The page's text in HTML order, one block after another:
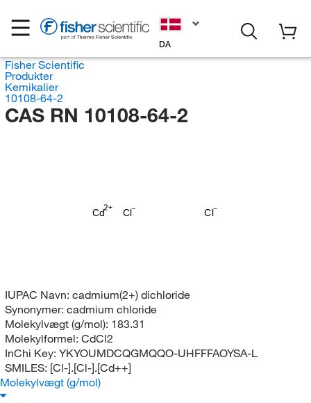
DA
Fisher Scientific
Produkter
Kemikalier
10108-64-2
CAS RN 10108-64-2
Cl Cl
Cd
IUPAC Navn: cadmium(2+) dichloride
Synonymer: cadmium chloride
Molekylvægt (g/mol): 183.31
Molekylformel: CdCl2
InChi Key: YKYOUMDCQGMQQO-UHFFFAOYSA-L
SMILES: [Cl-].[Cl-].[Cd++]
Molekylvægt (g/mol)